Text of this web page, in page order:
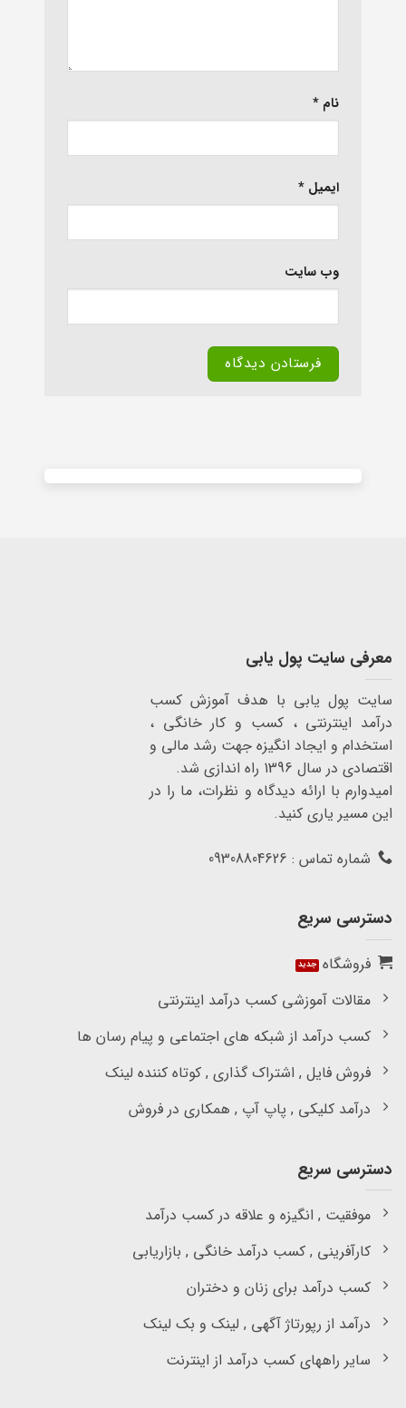
نام *
ایمیل *
وب‌ سایت
معرفی سایت پول یابی
سایت پول یابی با هدف آموزش کسب
درآمد اینترنتی ، کسب و کار خانگی ،
استخدام و ایجاد انگیزه جهت رشد مالی و
اقتصادی در سال 1396 راه اندازی شد.
امیدوارم با ارائه دیدگاه و نظرات، ما را در
این مسیر یاری کنید.
شماره تماس : 09308804626
دسترسی سریع
فروشگاه
مقالات آموزشی کسب درآمد اینترنتی
کسب درآمد از شبکه های اجتماعی و پیام رسان ها
فروش فایل , اشتراک گذاری , کوتاه کننده لینک
درآمد کلیکی , پاپ آپ , همکاری در فروش
دسترسی سریع
موفقیت , انگیزه و علاقه در کسب درآمد
کارآفرینی , کسب درآمد خانگی , بازاریابی
کسب درآمد برای زنان و دختران
درآمد از رپورتاژ آگهی , لینک و بک لینک
سایر راههای کسب درآمد از اینترنت